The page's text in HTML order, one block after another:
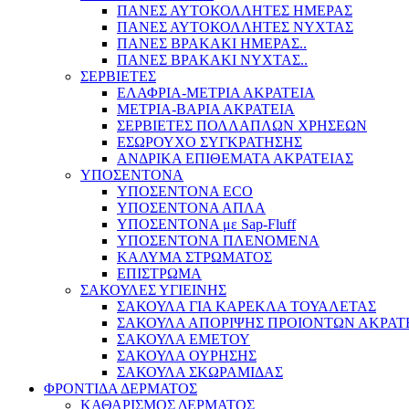
ΠΑΝΕΣ ΑΥΤΟΚΟΛΛΗΤΕΣ ΗΜΕΡΑΣ
ΠΑΝΕΣ ΑΥΤΟΚΟΛΛΗΤΕΣ ΝΥΧΤΑΣ
ΠΑΝΕΣ ΒΡΑΚΑΚΙ ΗΜΕΡΑΣ..
ΠΑΝΕΣ ΒΡΑΚΑΚΙ ΝΥΧΤΑΣ..
ΣΕΡΒΙΕΤΕΣ
ΕΛΑΦΡΙΑ-ΜΕΤΡΙΑ ΑΚΡΑΤΕΙΑ
ΜΕΤΡΙΑ-ΒΑΡΙΑ ΑΚΡΑΤΕΙΑ
ΣΕΡΒΙΕΤΕΣ ΠΟΛΛΑΠΛΩΝ ΧΡΗΣΕΩΝ
ΕΣΩΡΟΥΧΟ ΣΥΓΚΡΑΤΗΣΗΣ
ΑΝΔΡΙΚΑ ΕΠΙΘΕΜΑΤΑ ΑΚΡΑΤΕΙΑΣ
ΥΠΟΣΕΝΤΟΝΑ
ΥΠΟΣΕΝΤΟΝΑ ECO
ΥΠΟΣΕΝΤΟΝΑ ΑΠΛΑ
ΥΠΟΣΕΝΤΟΝΑ με Sap-Fluff
ΥΠΟΣΕΝΤΟΝΑ ΠΛΕΝΟΜΕΝΑ
ΚΑΛΥΜΑ ΣΤΡΩΜΑΤΟΣ
ΕΠΙΣΤΡΩΜΑ
ΣΑΚΟΥΛΕΣ ΥΓΙΕΙΝΗΣ
ΣΑΚΟΥΛΑ ΓΙΑ ΚΑΡΕΚΛΑ ΤΟΥΑΛΕΤΑΣ
ΣΑΚΟΥΛΑ ΑΠΟΡΙΨΗΣ ΠΡΟΙΟΝΤΩΝ
ΣΑΚΟΥΛΑ ΕΜΕΤΟΥ
ΣΑΚΟΥΛΑ ΟΥΡΗΣΗΣ
ΣΑΚΟΥΛΑ ΣΚΩΡΑΜΙΔΑΣ
ΦΡΟΝΤΙΔΑ ΔΕΡΜΑΤΟΣ
ΚΑΘΑΡΙΣΜΟΣ ΔΕΡΜΑΤΟΣ